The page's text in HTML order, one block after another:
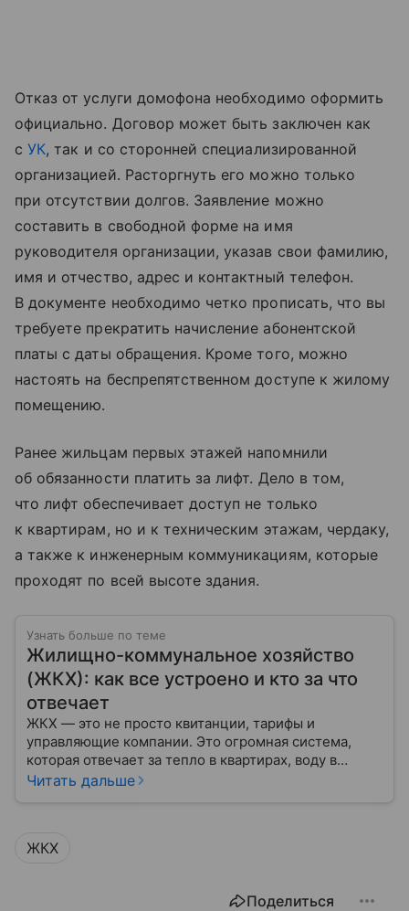
Отказ от услуги домофона необходимо оформить
официально. Договор может быть заключен как
сУК, так и со сторонней специализированной
организацией. Расторгнуть его можно только
при отсутствии долгов. Заявление можно
составить в свободной форме на имя
руководителя организации, указав свои фамилию,
имя и отчество, адрес и контактный телефон.
В документе необходимо четко прописать, что вы
требуете прекратить начисление абонентской
платы с даты обращения. Кроме того, можно
настоять на беспрепятственном доступе к жилому
помещению.
Ранее жильцам первых этажей напомнили
об обязанности платить за лифт. Дело в том,
что лифт обеспечивает доступ не только
к квартирам, но и к техническим этажам, чердаку,
а также к инженерным коммуникациям, которые
проходят по всей высоте здания.
Узнать больше по теме
Жилищно-коммунальное хозяйство
(ЖКХ): как все устроено и кто за что
отвечает
ЖКХ — это не просто квитанции, тарифы и
управляющие компании. Это огромная система,
которая отвечает за тепло в квартирах, воду в
кране, освещение улиц и чистоту во дворах.
Читать дальше
ЖКХ
Поделиться